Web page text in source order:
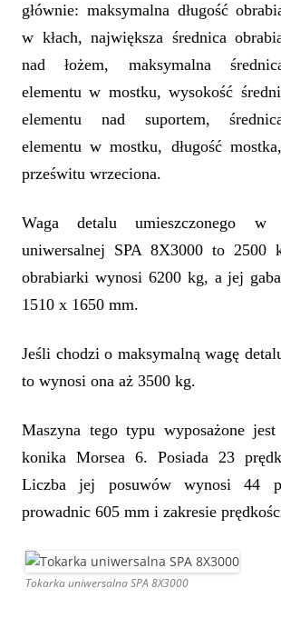
głównie: maksymalna długość
w kłach, największa średnica
nad łożem, maksymalna
elementu w mostku, wysokość
elementu nad suportem,
elementu w mostku, długość
prześwitu wrzeciona.
Waga detalu umieszczonego w
uniwersalnej SPA 8X3000 to 2500
obrabiarki wynosi 6200 kg, a jej
1510 x 1650 mm.
Jeśli chodzi o maksymalną wagę
to wynosi ona aż 3500 kg.
Maszyna tego typu wyposażone
konika Morsea 6. Posiada 23
Liczba jej posuwów wynosi 44
prowadnic 605 mm i zakresie
Tokarka uniwersalna SPA 8X3000